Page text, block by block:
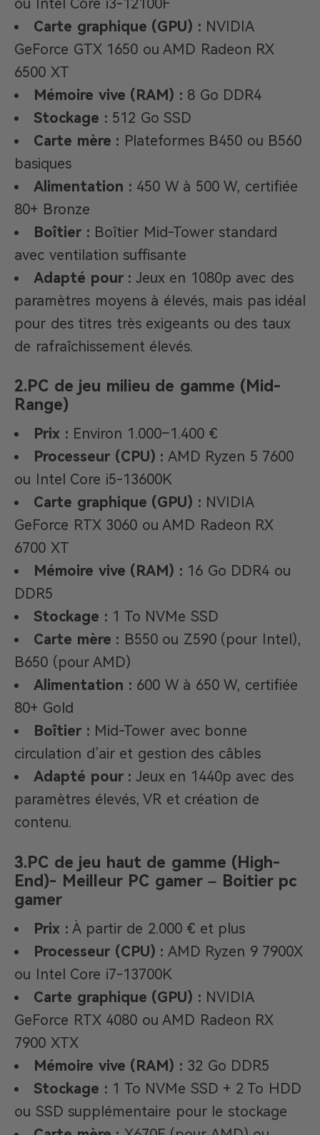
Carte graphique (GPU) : NVIDIA
GeForce GTX 1650 ou AMD Radeon RX
6500 XT
Mémoire vive (RAM) : 8 Go DDR4
Stockage : 512 Go SSD
Carte mère : Plateformes B450 ou B560
basiques
Alimentation : 450 W à 500 W, certifiée
80+ Bronze
Boîtier : Boîtier Mid-Tower standard
avec ventilation suffisante
Adapté pour : Jeux en 1080p avec des
paramètres moyens à élevés, mais pas idéal
pour des titres très exigeants ou des taux
de rafraîchissement élevés.
2. PC de jeu milieu de gamme (Mid-
Range)
Prix : Environ 1.000–1.400 €
Processeur (CPU) : AMD Ryzen 5 7600
ou Intel Core i5-13600K
Carte graphique (GPU) : NVIDIA
GeForce RTX 3060 ou AMD Radeon RX
6700 XT
Mémoire vive (RAM) : 16 Go DDR4 ou
DDR5
Stockage : 1 To NVMe SSD
Carte mère : B550 ou Z590 (pour Intel),
B650 (pour AMD)
Alimentation : 600 W à 650 W, certifiée
80+ Gold
Boîtier : Mid-Tower avec bonne
circulation d’air et gestion des câbles
Adapté pour : Jeux en 1440p avec des
paramètres élevés, VR et création de
contenu.
3.PC de jeu haut de gamme (High-
End)- Meilleur PC gamer – Boitier pc
gamer
Prix : À partir de 2.000 € et plus
Processeur (CPU) : AMD Ryzen 9 7900X
ou Intel Core i7-13700K
Carte graphique (GPU) : NVIDIA
GeForce RTX 4080 ou AMD Radeon RX
7900 XTX
Mémoire vive (RAM) : 32 Go DDR5
Stockage : 1 To NVMe SSD + 2 To HDD
ou SSD supplémentaire pour le stockage